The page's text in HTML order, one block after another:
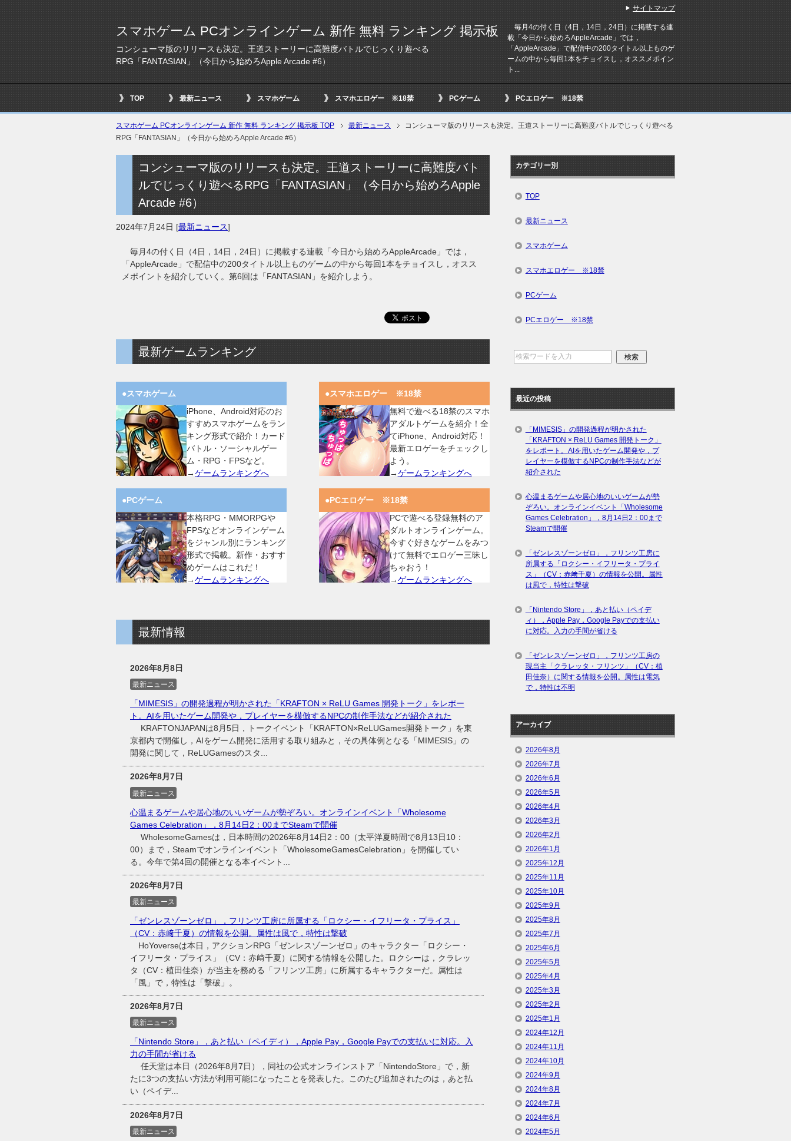
スマホゲーム PCオンラインゲーム 新作 無料 ランキング 掲示板
コンシューマ版のリリースも決定。王道ストーリーに高難度バトルでじっくり遊べる
RPG「FANTASIAN」（今日から始めろApple Arcade #6）
毎月4の付く日（4日，14日，24日）に掲載する連
載「今日から始めろAppleArcade」では，
「AppleArcade」で配信中の200タイトル以上ものゲ
ームの中から毎回1本をチョイスし，オススメポイン
ト...
TOP 最新ニュース スマホゲーム スマホエロゲー ※18禁 PCゲーム PCエロゲー ※18禁
スマホゲーム PCオンラインゲーム 新作 無料 ランキング 掲示板 TOP 最新ニュース
コンシューマ版のリリースも決定。王道ストーリーに高難度バトルでじっくり遊べる
RPG「FANTASIAN」（今日から始めろApple Arcade #6）
コンシューマ版のリリースも決定。王道ストーリーに高難度バト
ルでじっくり遊べるRPG「FANTASIAN」（今日から始めろApple
Arcade #6）
2024年7月24日 [最新ニュース]
毎月4の付く日（4日，14日，24日）に掲載する連載「今日から始めろAppleArcade」では，
「AppleArcade」で配信中の200タイトル以上ものゲームの中から毎回1本をチョイスし，オスス
メポイントを紹介していく。第6回は「FANTASIAN」を紹介しよう。
最新ゲームランキング
●スマホゲーム
iPhone、Android対応のお
すすめスマホゲームをラン
キング形式で紹介！カード
バトル・ソーシャルゲー
ム・RPG・FPSなど。
→ゲームランキングへ
●スマホエロゲー ※18禁
無料で遊べる18禁のスマホ
アダルトゲームを紹介！全
てiPhone、Android対応！
最新エロゲーをチェックし
よう。
→ゲームランキングへ
●PCゲーム
本格RPG・MMORPGや
FPSなどオンラインゲーム
をジャンル別にランキング
形式で掲載。新作・おすす
めゲームはこれだ！
→ゲームランキングへ
●PCエロゲー ※18禁
PCで遊べる登録無料のア
ダルトオンラインゲーム。
今すぐ好きなゲームをみつ
けて無料でエロゲー三昧し
ちゃおう！
→ゲームランキングへ
最新情報
2026年8月8日
最新ニュース
「MIMESIS」の開発過程が明かされた「KRAFTON × ReLU Games 開発トーク」をレポー
ト。AIを用いたゲーム開発や，プレイヤーを模倣するNPCの制作手法などが紹介された
KRAFTONJAPANは8月5日，トークイベント「KRAFTON×ReLUGames開発トーク」を東
京都内で開催し，AIをゲーム開発に活用する取り組みと，その具体例となる「MIMESIS」の
開発に関して，ReLUGamesのスタ...
2026年8月7日
最新ニュース
心温まるゲームや居心地のいいゲームが勢ぞろい。オンラインイベント「Wholesome
Games Celebration」，8月14日2：00までSteamで開催
WholesomeGamesは，日本時間の2026年8月14日2：00（太平洋夏時間で8月13日10：
00）まで，Steamでオンラインイベント「WholesomeGamesCelebration」を開催してい
る。今年で第4回の開催となる本イベント...
2026年8月7日
最新ニュース
「ゼンレスゾーンゼロ」，フリンツ工房に所属する「ロクシー・イフリータ・プライス」
（CV：赤﨑千夏）の情報を公開。属性は風で，特性は撃破
HoYoverseは本日，アクションRPG「ゼンレスゾーンゼロ」のキャラクター「ロクシー・
イフリータ・プライス」（CV：赤﨑千夏）に関する情報を公開した。ロクシーは，クラレッ
タ（CV：植田佳奈）が当主を務める「フリンツ工房」に所属するキャラクターだ。属性は
「風」で，特性は「撃破」。
2026年8月7日
最新ニュース
「Nintendo Store」，あと払い（ペイディ），Apple Pay，Google Payでの支払いに対応。入
力の手間が省ける
任天堂は本日（2026年8月7日），同社の公式オンラインストア「NintendoStore」で，新
たに3つの支払い方法が利用可能になったことを発表した。このたび追加されたのは，あと払
い（ペイデ...
2026年8月7日
最新ニュース
カテゴリー別
TOP
最新ニュース
スマホゲーム
スマホエロゲー ※18禁
PCゲーム
PCエロゲー ※18禁
最近の投稿
「MIMESIS」の開発過程が明かされた
「KRAFTON × ReLU Games 開発トーク」
をレポート。AIを用いたゲーム開発や，プ
レイヤーを模倣するNPCの制作手法などが
紹介された
心温まるゲームや居心地のいいゲームが勢
ぞろい。オンラインイベント「Wholesome
Games Celebration」，8月14日2：00まで
Steamで開催
「ゼンレスゾーンゼロ」，フリンツ工房に
所属する「ロクシー・イフリータ・プライ
ス」（CV：赤﨑千夏）の情報を公開。属性
は風で，特性は撃破
「Nintendo Store」，あと払い（ペイデ
ィ），Apple Pay，Google Payでの支払い
に対応。入力の手間が省ける
「ゼンレスゾーンゼロ」，フリンツ工房の
現当主「クラレッタ・フリンツ」（CV：植
田佳奈）に関する情報を公開。属性は電気
で，特性は不明
アーカイブ
2026年8月
2026年7月
2026年6月
2026年5月
2026年4月
2026年3月
2026年2月
2026年1月
2025年12月
2025年11月
2025年10月
2025年9月
2025年8月
2025年7月
2025年6月
2025年5月
2025年4月
2025年3月
2025年2月
2025年1月
2024年12月
2024年11月
2024年10月
2024年9月
2024年8月
2024年7月
2024年6月
2024年5月
サイトマップ